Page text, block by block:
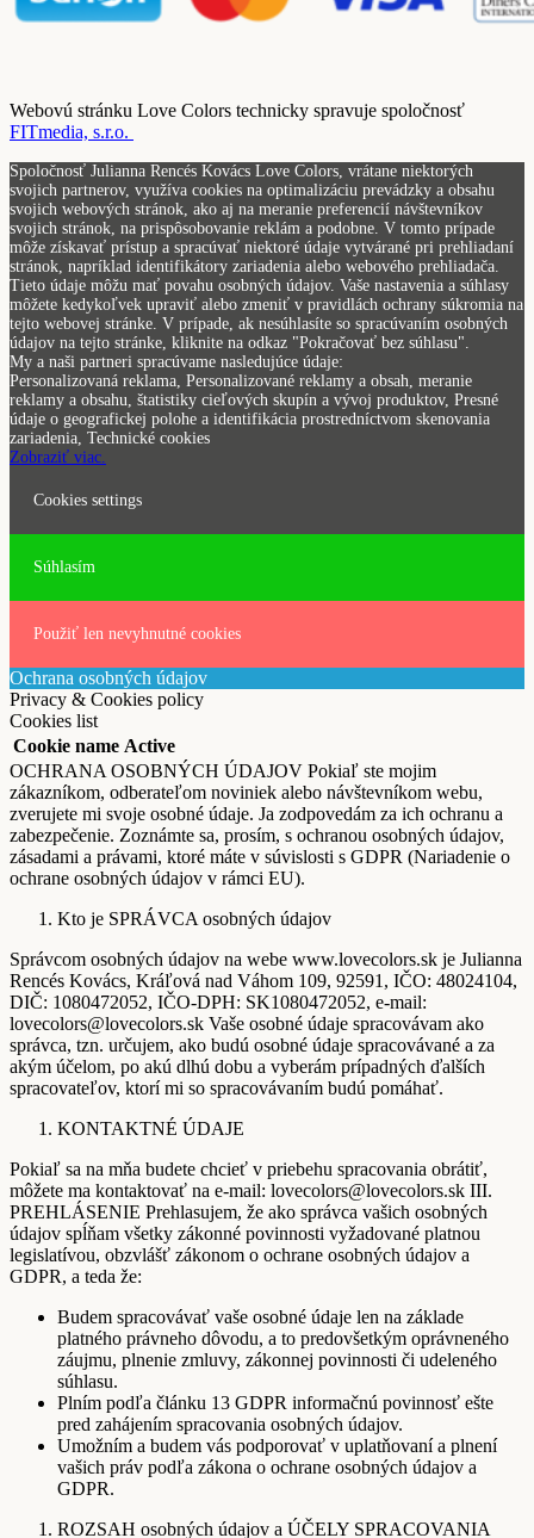
Webovú stránku Love Colors technicky spravuje spoločnosť
FITmedia, s.r.o.
Spoločnosť Julianna Rencés Kovács Love Colors, vrátane niektorých
svojich partnerov, využíva cookies na optimalizáciu prevádzky a obsahu
svojich webových stránok, ako aj na meranie preferencií návštevníkov
svojich stránok, na prispôsobovanie reklám a podobne. V tomto prípade
môže získavať prístup a spracúvať niektoré údaje vytvárané pri prehliadaní
stránok, napríklad identifikátory zariadenia alebo webového prehliadača.
Tieto údaje môžu mať povahu osobných údajov. Vaše nastavenia a súhlasy
môžete kedykoľvek upraviť alebo zmeniť v pravidlách ochrany súkromia na
tejto webovej stránke. V prípade, ak nesúhlasíte so spracúvaním osobných
údajov na tejto stránke, kliknite na odkaz "Pokračovať bez súhlasu".
My a naši partneri spracúvame nasledujúce údaje:
Personalizovaná reklama, Personalizované reklamy a obsah, meranie
reklamy a obsahu, štatistiky cieľových skupín a vývoj produktov, Presné
údaje o geografickej polohe a identifikácia prostredníctvom skenovania
zariadenia, Technické cookies
Zobraziť viac.
Cookies settings
Súhlasím
Použiť len nevyhnutné cookies
Ochrana osobných údajov
Privacy & Cookies policy
Cookies list
Cookie name Active
OCHRANA OSOBNÝCH ÚDAJOV Pokiaľ ste mojim
zákazníkom, odberateľom noviniek alebo návštevníkom webu,
zverujete mi svoje osobné údaje. Ja zodpovedám za ich ochranu a
zabezpečenie. Zoznámte sa, prosím, s ochranou osobných údajov,
zásadami a právami, ktoré máte v súvislosti s GDPR (Nariadenie o
ochrane osobných údajov v rámci EU).
Kto je SPRÁVCA osobných údajov
Správcom osobných údajov na webe www.lovecolors.sk je Julianna
Rencés Kovács, Kráľová nad Váhom 109, 92591, IČO: 48024104,
DIČ: 1080472052, IČO-DPH: SK1080472052, e-mail:
lovecolors@lovecolors.sk Vaše osobné údaje spracovávam ako
správca, tzn. určujem, ako budú osobné údaje spracovávané a za
akým účelom, po akú dlhú dobu a vyberám prípadných ďalších
spracovateľov, ktorí mi so spracovávaním budú pomáhať.
KONTAKTNÉ ÚDAJE
Pokiaľ sa na mňa budete chcieť v priebehu spracovania obrátiť,
môžete ma kontaktovať na e-mail: lovecolors@lovecolors.sk III.
PREHLÁSENIE Prehlasujem, že ako správca vašich osobných
údajov spĺňam všetky zákonné povinnosti vyžadované platnou
legislatívou, obzvlášť zákonom o ochrane osobných údajov a
GDPR, a teda že:
Budem spracovávať vaše osobné údaje len na základe
platného právneho dôvodu, a to predovšetkým oprávneného
záujmu, plnenie zmluvy, zákonnej povinnosti či udeleného
súhlasu.
Plním podľa článku 13 GDPR informačnú povinnosť ešte
pred zahájením spracovania osobných údajov.
Umožním a budem vás podporovať v uplatňovaní a plnení
vašich práv podľa zákona o ochrane osobných údajov a
GDPR.
ROZSAH osobných údajov a ÚČELY SPRACOVANIA